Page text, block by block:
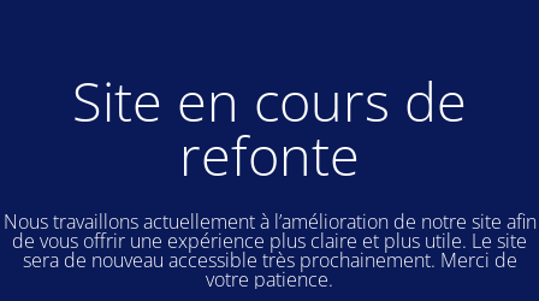
Site en cours de
refonte
Nous travaillons actuellement à l’amélioration de notre site afin
de vous offrir une expérience plus claire et plus utile. Le site
sera de nouveau accessible très prochainement. Merci de
votre patience.